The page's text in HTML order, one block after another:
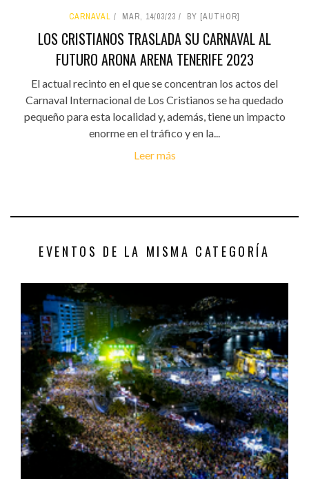
CARNAVAL MAR, 14/03/23 BY [AUTHOR]
LOS CRISTIANOS TRASLADA SU CARNAVAL AL
FUTURO ARONA ARENA TENERIFE 2023
El actual recinto en el que se concentran los actos del
Carnaval Internacional de Los Cristianos se ha quedado
pequeño para esta localidad y, además, tiene un impacto
enorme en el tráfico y en la...
Leer más
EVENTOS DE LA MISMA CATEGORÍA